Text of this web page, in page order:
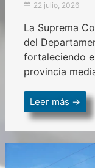
22 julio, 2026
La Suprema
del
fortaleciendo
provincia
Leer más →